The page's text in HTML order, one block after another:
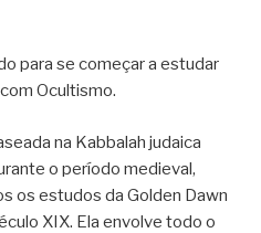
para se começar a estudar
Ocultismo.
na Kabbalah judaica
o período medieval,
os estudos da Golden Dawn
XIX. Ela envolve todo o